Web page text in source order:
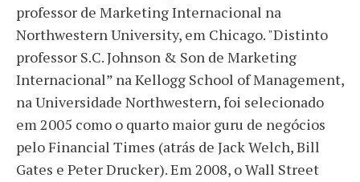
professor de Marketing Internacional na
Northwestern University, em Chicago. "Distinto
professor S.C. Johnson & Son de Marketing
Internacional” na Kellogg School of Management,
na Universidade Northwestern, foi selecionado
em 2005 como o quarto maior guru de negócios
pelo Financial Times (atrás de Jack Welch, Bill
Gates e Peter Drucker). Em 2008, o Wall Street